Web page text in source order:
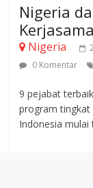
Nigeria
Nigeria
0 Komentar
9 pejabat
program tingkat
Indonesia mulai